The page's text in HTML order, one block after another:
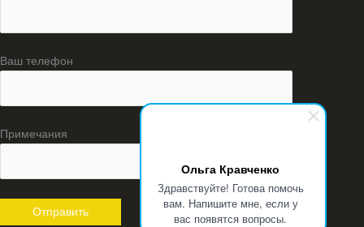
Ольга Кравченко
Здравствуйте! Готова помочь
вам. Напишите мне, если у
вас появятся вопросы.
Ваш телефон
Примечания